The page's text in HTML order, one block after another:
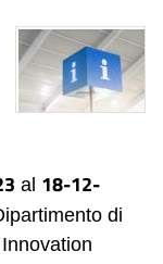
al 18-12-
di